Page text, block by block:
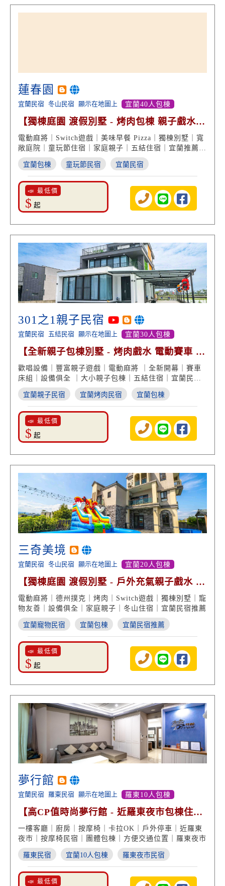
蓮春園
宜蘭民宿 冬山民宿 顯示在地圖上 宜蘭40人包棟
【獨棟庭園 渡假別墅 - 烤肉包棟 親子戲水
近童玩節】
電動麻將｜Switch遊戲｜美味早餐 Pizza｜獨棟別墅｜寬
敞庭院｜童玩節住宿｜家庭親子｜五結住宿｜宜蘭推薦民
宿
宜蘭包棟 童玩節民宿 宜蘭民宿
📣 最低價
$ 起
301之1親子民宿
宜蘭民宿 五結民宿 顯示在地圖上 宜蘭30人包棟
【全新親子包棟別墅 - 烤肉戲水 電動賽車 室
內溜滑梯】
歡唱設備｜豐富親子遊戲｜電動麻將 ｜全新開幕｜賽車
床組｜設備俱全 ｜大小親子包棟｜五結住宿｜宜蘭民宿
推薦
宜蘭親子民宿 宜蘭烤肉民宿 宜蘭包棟
📣 最低價
$ 起
三奇美境
宜蘭民宿 冬山民宿 顯示在地圖上 宜蘭20人包棟
【獨棟庭園 渡假別墅 - 戶外充氣親子戲水 烤
肉包棟歡聚】
電動麻將｜德州撲克｜烤肉｜Switch遊戲｜獨棟別墅｜寵
物友善｜設備俱全｜家庭親子｜冬山住宿｜宜蘭民宿推薦
宜蘭寵物民宿 宜蘭包棟 宜蘭民宿推薦
📣 最低價
$ 起
夢行館
宜蘭民宿 羅東民宿 顯示在地圖上 羅東10人包棟
【高CP值時尚夢行館 - 近羅東夜市包棟住宿
首選】
一樓客廳｜廚房｜按摩椅｜卡拉OK｜戶外停車｜近羅東
夜市｜按摩椅民宿｜團體包棟｜方便交通位置｜羅東夜市
羅東民宿 宜蘭10人包棟 羅東夜市民宿
📣 最低價